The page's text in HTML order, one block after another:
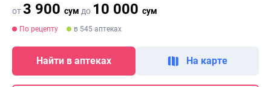
от3 900 сум до 10 000 сум
По рецепту в 545 аптеках
Найти в аптеках На карте